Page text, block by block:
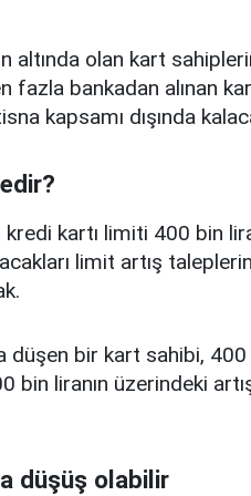
altında olan kart
fazla bankadan alınan
kapsamı dışında
kartı limiti 400 bin
limit artış
bir kart sahibi, 400
bin liranın üzerindeki
düşüş olabilir